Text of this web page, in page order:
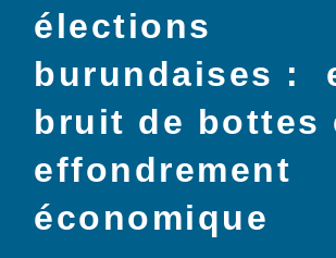
élections
burundaises :
bruit de bottes
effondrement
économique